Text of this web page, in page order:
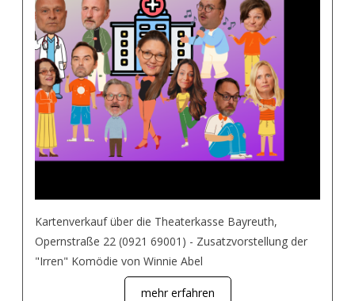
Kartenverkauf über die Theaterkasse Bayreuth,
Opernstraße 22 (0921 69001) - Zusatzvorstellung der
"Irren" Komödie von Winnie Abel
mehr erfahren